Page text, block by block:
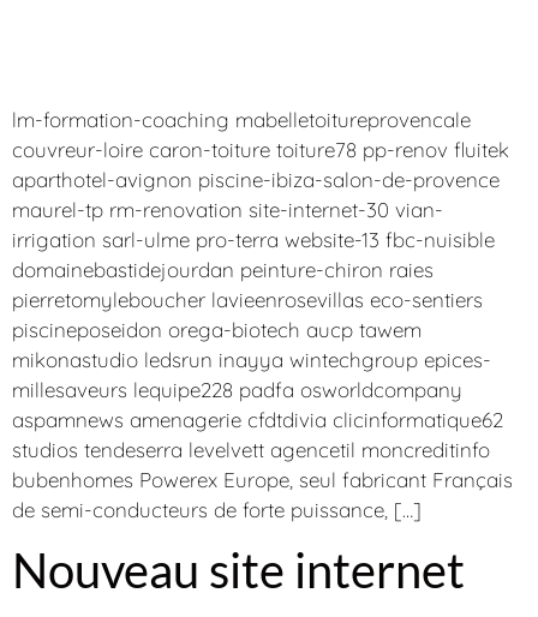
lm-formation-coaching mabelletoitureprovencale
couvreur-loire caron-toiture toiture78 pp-renov fluitek
aparthotel-avignon piscine-ibiza-salon-de-provence
maurel-tp rm-renovation site-internet-30 vian-
irrigation sarl-ulme pro-terra website-13 fbc-nuisible
domainebastidejourdan peinture-chiron raies
pierretomyleboucher lavieenrosevillas eco-sentiers
piscineposeidon orega-biotech aucp tawem
mikonastudio ledsrun inayya wintechgroup epices-
millesaveurs lequipe228 padfa osworldcompany
aspamnews amenagerie cfdtdivia clicinformatique62
studios tendeserra levelvett agencetil moncreditinfo
bubenhomes Powerex Europe, seul fabricant Français
de semi-conducteurs de forte puissance, […]
Nouveau site internet